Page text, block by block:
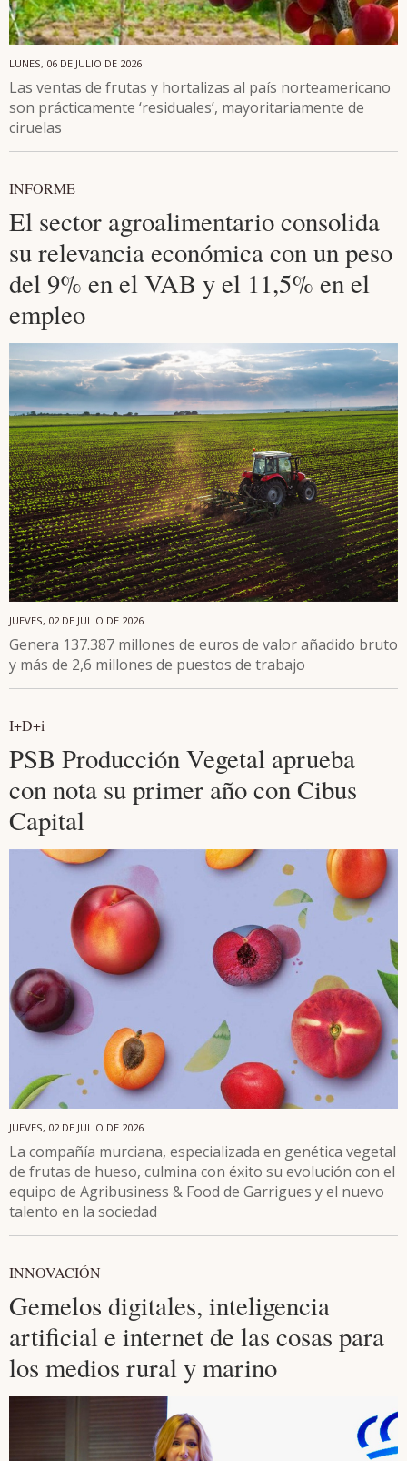
LUNES, 06 DE JULIO DE 2026
Las ventas de frutas y hortalizas al país norteamericano
son prácticamente ‘residuales’, mayoritariamente de
ciruelas
INFORME
El sector agroalimentario consolida
su relevancia económica con un peso
del 9% en el VAB y el 11,5% en el
empleo
JUEVES, 02 DE JULIO DE 2026
Genera 137.387 millones de euros de valor añadido bruto
y más de 2,6 millones de puestos de trabajo
I+D+i
PSB Producción Vegetal aprueba
con nota su primer año con Cibus
Capital
JUEVES, 02 DE JULIO DE 2026
La compañía murciana, especializada en genética vegetal
de frutas de hueso, culmina con éxito su evolución con el
equipo de Agribusiness & Food de Garrigues y el nuevo
talento en la sociedad
INNOVACIÓN
Gemelos digitales, inteligencia
artificial e internet de las cosas para
los medios rural y marino